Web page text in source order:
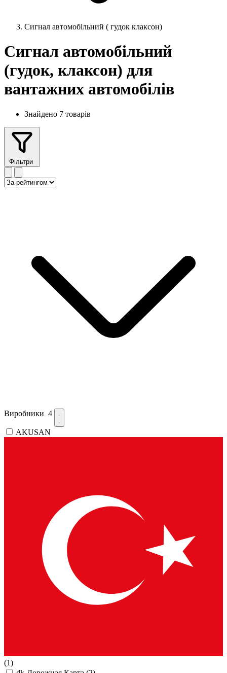
Сигнал автомобільний ( гудок клаксон)
Сигнал автомобільний
(гудок, клаксон) для
вантажних автомобілів
Знайдено 7 товарів
Фільтри
Виробники 4
AKUSAN
(1)